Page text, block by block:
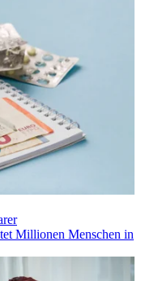
Millionen Menschen in